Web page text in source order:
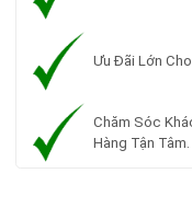
Ưu Đãi Lớn
Chăm Sóc
Hàng Tận Tâm.